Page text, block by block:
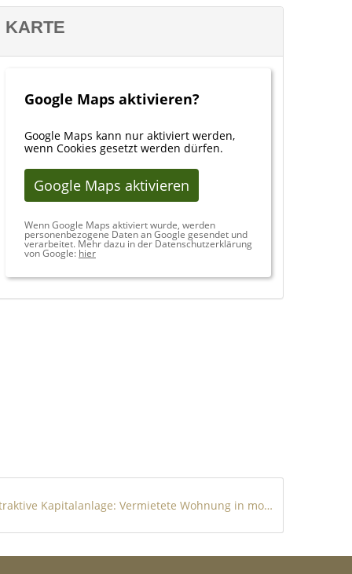
KARTE
Google Maps aktivieren?
Google Maps kann nur aktiviert werden,
wenn Cookies gesetzt werden dürfen.
Google Maps aktivieren
Wenn Google Maps aktiviert wurde, werden
personenbezogene Daten an Google gesendet und
verarbeitet. Mehr dazu in der Datenschutzerklärung
von Google: hier
Attraktive Kapitalanlage: Vermietete Wohnung in modernisiertem Wohnensemble